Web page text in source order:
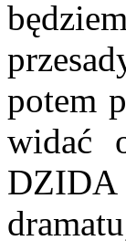
potem
widać
DZIDA